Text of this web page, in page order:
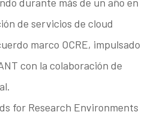
de servicios de cloud
marco OCRE, impulsado
con la colaboración de
for Research Environments